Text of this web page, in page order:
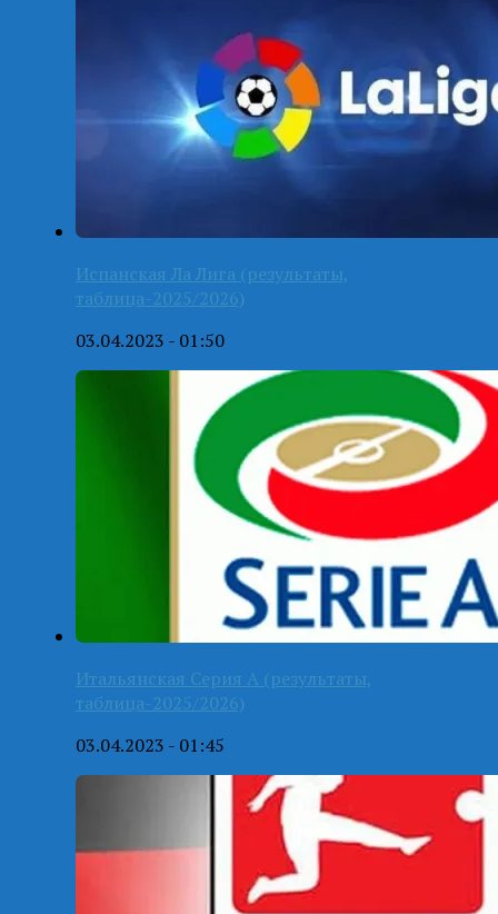
Испанская Ла Лига (результаты,
таблица-2025/2026)
03.04.2023 - 01:50
Итальянская Серия А (результаты,
таблица-2025/2026)
03.04.2023 - 01:45